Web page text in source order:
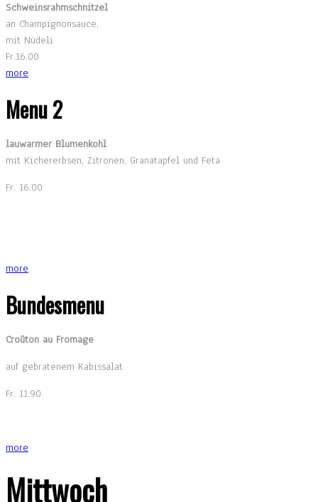
Schweinsrahmschnitzel
an Champignonsauce,
mit Nüdeli
Fr.16.00
more
Menu 2
lauwarmer Blumenkohl
mit Kichererbsen, Zitronen, Granatapfel und Feta
Fr. 16.00
more
Bundesmenu
Croûton au Fromage
auf gebratenem Kabissalat
Fr. 11.90
more
Mittwoch